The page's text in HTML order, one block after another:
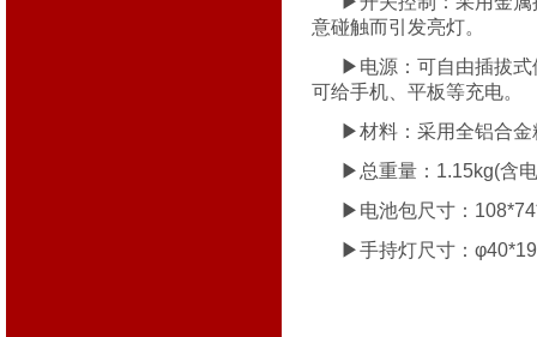
意碰触而引发亮灯。
▶电源：可自由插拔式
可给手机、平板等充电。
▶材料：采用全铝合金
▶总重量：1.15kg(含
▶电池包尺寸：
▶手持灯尺寸：